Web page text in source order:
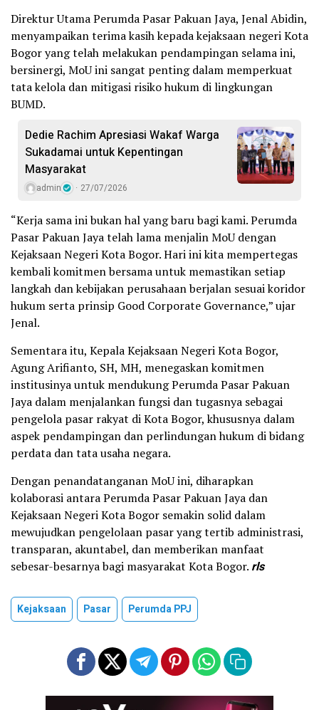
Direktur Utama Perumda Pasar Pakuan Jaya, Jenal Abidin,
menyampaikan terima kasih kepada kejaksaan negeri Kota
Bogor yang telah melakukan pendampingan selama ini,
bersinergi, MoU ini sangat penting dalam memperkuat
tata kelola dan mitigasi risiko hukum di lingkungan
BUMD.
Dedie Rachim Apresiasi Wakaf Warga
Sukadamai untuk Kepentingan
Masyarakat
admin 27/07/2026
“Kerja sama ini bukan hal yang baru bagi kami. Perumda
Pasar Pakuan Jaya telah lama menjalin MoU dengan
Kejaksaan Negeri Kota Bogor. Hari ini kita mempertegas
kembali komitmen bersama untuk memastikan setiap
langkah dan kebijakan perusahaan berjalan sesuai koridor
hukum serta prinsip Good Corporate Governance,” ujar
Jenal.
Sementara itu, Kepala Kejaksaan Negeri Kota Bogor,
Agung Arifianto, SH, MH, menegaskan komitmen
institusinya untuk mendukung Perumda Pasar Pakuan
Jaya dalam menjalankan fungsi dan tugasnya sebagai
pengelola pasar rakyat di Kota Bogor, khususnya dalam
aspek pendampingan dan perlindungan hukum di bidang
perdata dan tata usaha negara.
Dengan penandatanganan MoU ini, diharapkan
kolaborasi antara Perumda Pasar Pakuan Jaya dan
Kejaksaan Negeri Kota Bogor semakin solid dalam
mewujudkan pengelolaan pasar yang tertib administrasi,
transparan, akuntabel, dan memberikan manfaat
sebesar-besarnya bagi masyarakat Kota Bogor. rls
Kejaksaan Pasar Perumda PPJ